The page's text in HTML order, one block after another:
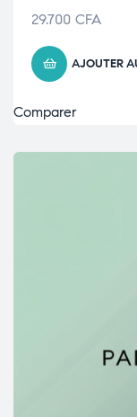
29.700 CFA
AJOUTER
Comparer